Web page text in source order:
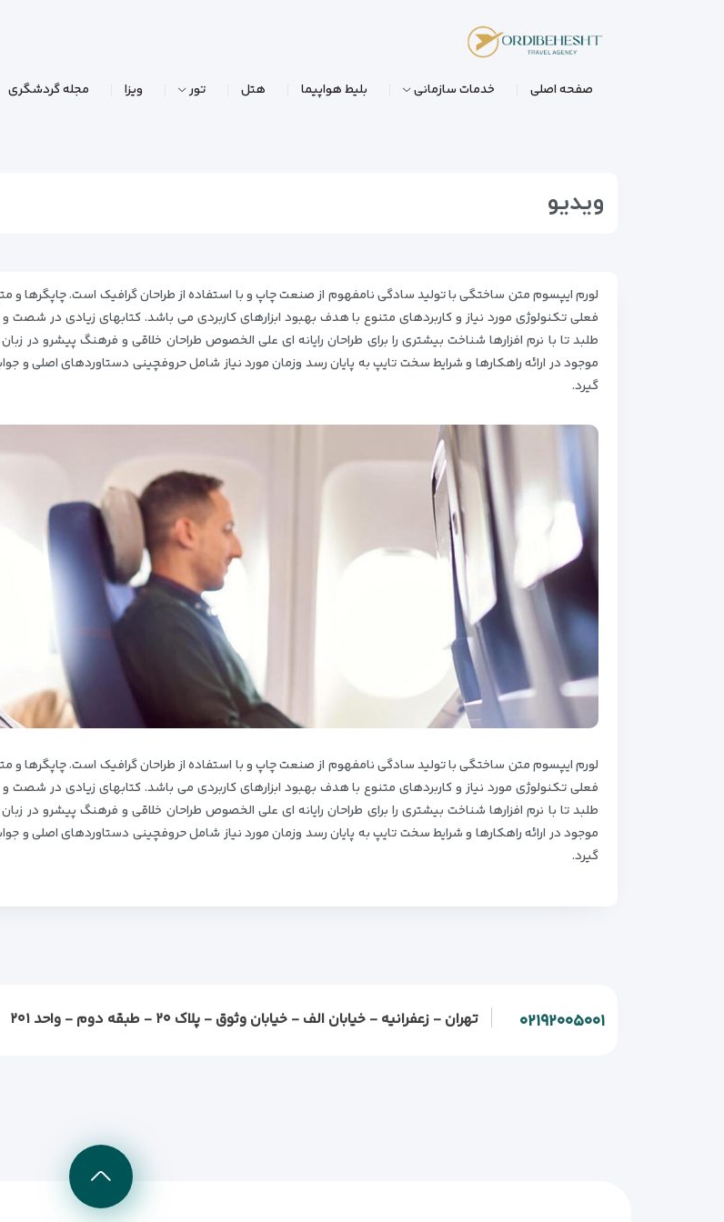
صفحه اصلی خدمات سازمانی بلیط هواپیما هتل تور ویزا مجله گردشگری
ویدیو
لورم ایپسوم متن ساختگی با تولید سادگی نامفهوم از صنعت چاپ و با استفاده از طراحان گرافیک است. چاپگرها و
فعلی تکنولوژی مورد نیاز و کاربردهای متنوع با هدف بهبود ابزارهای کاربردی می باشد. کتابهای زیادی در
طلبد تا با نرم افزارها شناخت بیشتری را برای طراحان رایانه ای علی الخصوص طراحان خلاقی و فرهنگ پیشرو در
موجود در ارائه راهکارها و شرایط سخت تایپ به پایان رسد وزمان مورد نیاز شامل حروفچینی دستاوردهای اصلی و
گیرد.
لورم ایپسوم متن ساختگی با تولید سادگی نامفهوم از صنعت چاپ و با استفاده از طراحان گرافیک است. چاپگرها و
فعلی تکنولوژی مورد نیاز و کاربردهای متنوع با هدف بهبود ابزارهای کاربردی می باشد. کتابهای زیادی در
طلبد تا با نرم افزارها شناخت بیشتری را برای طراحان رایانه ای علی الخصوص طراحان خلاقی و فرهنگ پیشرو در
موجود در ارائه راهکارها و شرایط سخت تایپ به پایان رسد وزمان مورد نیاز شامل حروفچینی دستاوردهای اصلی و
گیرد.
۰۲۱۹۲۰۰۵۰۰۱ تهران - زعفرانیه - خیابان الف - خیابان وثوق - پلاک ۲۰ - طبقه دوم - واحد ۲۰۱